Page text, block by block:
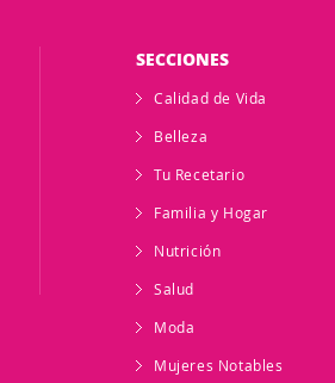
SECCIONES
Calidad de Vida
Belleza
Tu Recetario
Familia y Hogar
Nutrición
Salud
Moda
Mujeres Notables